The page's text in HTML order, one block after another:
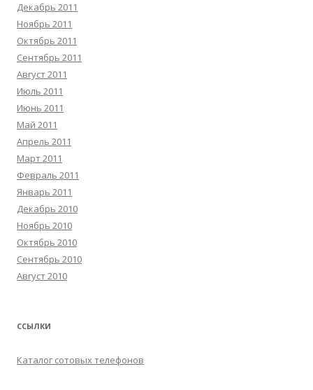
Декабрь 2011
Ноябрь 2011
Октябрь 2011
Сентябрь 2011
Август 2011
Июль 2011
Июнь 2011
Май 2011
Апрель 2011
Март 2011
Февраль 2011
Январь 2011
Декабрь 2010
Ноябрь 2010
Октябрь 2010
Сентябрь 2010
Август 2010
ССЫЛКИ
Каталог сотовых телефонов